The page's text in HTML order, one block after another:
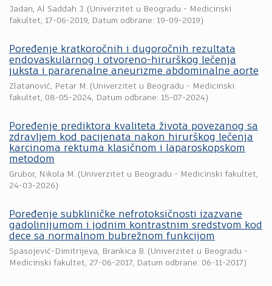
Jadan, Al Saddah J. (Univerzitet u Beogradu - Medicinski
fakultet, 17-06-2019, Datum odbrane: 19-09-2019)
Poređenje kratkoročnih i dugoročnih rezultata
endovaskularnog i otvoreno-hirurškog lečenja
juksta i pararenalne aneurizme abdominalne aorte
Zlatanović, Petar M. (Univerzitet u Beogradu - Medicinski
fakultet, 08-05-2024, Datum odbrane: 15-07-2024)
Poređenje prediktora kvaliteta života povezanog sa
zdravlјem kod pacijenata nakon hirurškog lečenja
karcinoma rektuma klasičnom i laparoskopskom
metodom
Grubor, Nikola M. (Univerzitet u Beogradu - Medicinski fakultet,
24-03-2026)
Poređenje subkliničke nefrotoksičnosti izazvane
gadolinijumom i jodnim kontrastnim sredstvom kod
dece sa normalnom bubrežnom funkcijom
Spasojević-Dimitrijeva, Brankica B. (Univerzitet u Beogradu -
Medicinski fakultet, 27-06-2017, Datum odbrane: 06-11-2017)